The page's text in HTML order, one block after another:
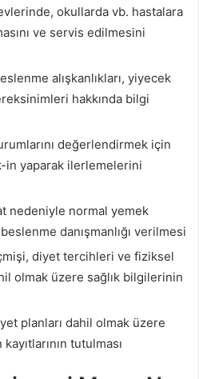
okullarda vb. hastalara
ve servis edilmesini
alışkanlıkları, yiyecek
hakkında bilgi
değerlendirmek için
in yaparak ilerlemelerini
nedeniyle normal yemek
danışmanlığı verilmesi
diyet tercihleri ​​ve fiziksel
olmak üzere sağlık bilgilerinin
planları dahil olmak üzere
tutulması